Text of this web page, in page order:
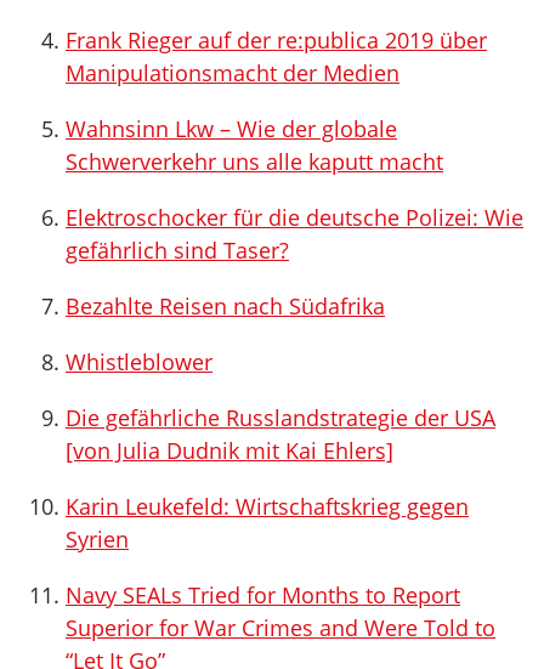
Frank Rieger auf der re:publica 2019 über
Manipulationsmacht der Medien
Wahnsinn Lkw – Wie der globale
Schwerverkehr uns alle kaputt macht
Elektroschocker für die deutsche Polizei: Wie
gefährlich sind Taser?
Bezahlte Reisen nach Südafrika
Whistleblower
Die gefährliche Russlandstrategie der USA
[von Julia Dudnik mit Kai Ehlers]
Karin Leukefeld: Wirtschaftskrieg gegen
Syrien
Navy SEALs Tried for Months to Report
Superior for War Crimes and Were Told to
“Let It Go”